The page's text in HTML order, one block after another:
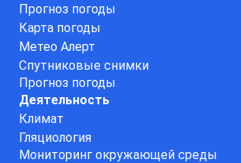
Прогноз погоды
Карта погоды
Метео Алерт
Спутниковые снимки
Прогноз погоды
Деятельность
Климат
Гляциология
Мониторинг окружающей среды